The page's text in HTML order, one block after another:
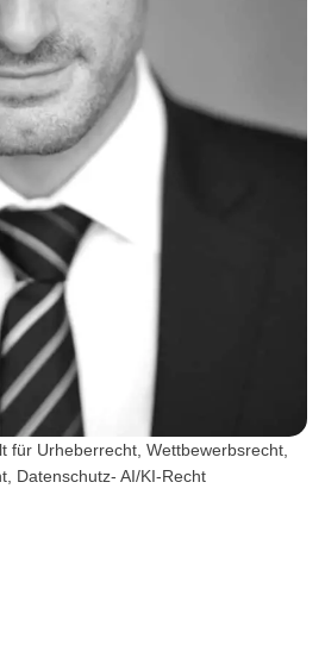
für Urheberrecht, Wettbewerbsrecht,
Datenschutz- AI/KI-Recht